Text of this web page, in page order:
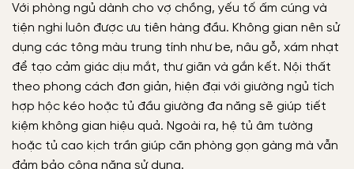
Với phòng ngủ dành cho vợ chồng, yếu tố ấm cúng và
tiện nghi luôn được ưu tiên hàng đầu. Không gian nên sử
dụng các tông màu trung tính như be, nâu gỗ, xám nhạt
để tạo cảm giác dịu mắt, thư giãn và gắn kết. Nội thất
theo phong cách đơn giản, hiện đại với giường ngủ tích
hợp hộc kéo hoặc tủ đầu giường đa năng sẽ giúp tiết
kiệm không gian hiệu quả. Ngoài ra, hệ tủ âm tường
hoặc tủ cao kịch trần giúp căn phòng gọn gàng mà vẫn
đảm bảo công năng sử dụng.